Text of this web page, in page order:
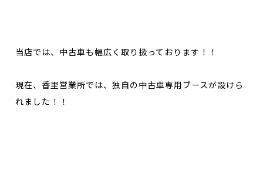
当店では、中古車も幅広く取り扱っております！！
現在、香里営業所では、独自の中古車専用ブースが設けら
れました！！